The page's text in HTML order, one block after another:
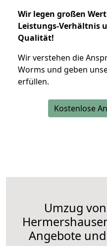
Wir legen großen
Leistungs-Verhältnis
Qualität!
Wir verstehen die
Worms und geben
erfüllen.
Kostenlose
Umzug
Angebote